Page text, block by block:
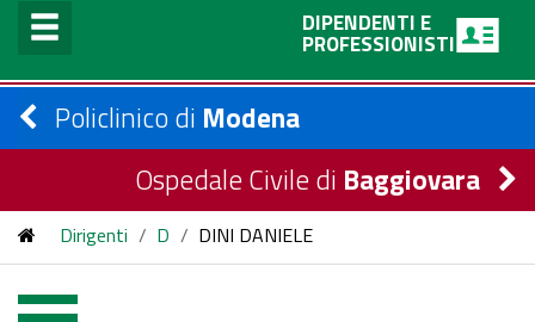
DIPENDENTI E
PROFESSIONISTI
Policlinico di Modena
Ospedale Civile di Baggiovara
Dirigenti / D / DINI DANIELE